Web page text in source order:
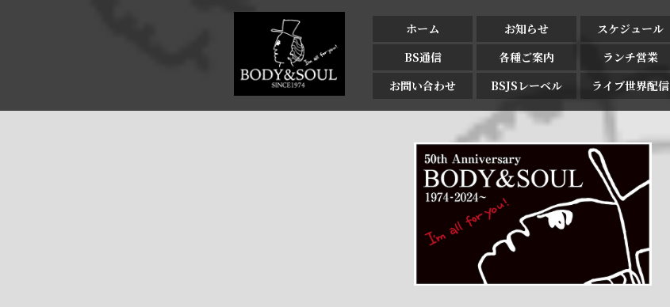
ホーム お知らせ スケジュール
BS通信
各種ご案内 ランチ営業
お問い合わせ
BSJSレーベル ライブ世界配信